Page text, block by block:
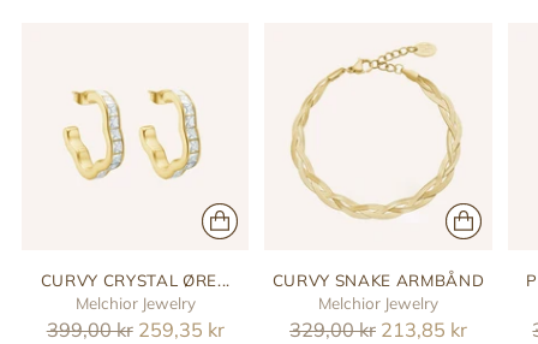
CURVY CRYSTAL ØRE...
Melchior Jewelry
Reguler
399,00 kr 259,35 kr
CURVY SNAKE ARMBÅND
Melchior Jewelry
Reguler
329,00 kr 213,85 kr